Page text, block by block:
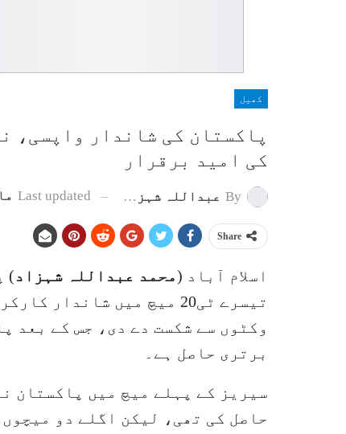
کھیل
کی امید برقرار
By عبداللہ شہزاد سپورٹس رپورٹر Last updated
Share
اسلام آباد (محمد عبداللہ شہزاد)
برتری حاصل ہے۔
سیریز کے پہلے میچ میں پاکستان
حاصل کی تھی، لیکن اگلے دو